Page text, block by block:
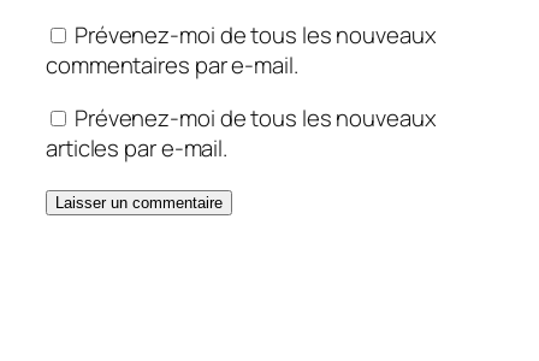
Prévenez-moi de tous les nouveaux
commentaires par e-mail.
Prévenez-moi de tous les nouveaux
articles par e-mail.